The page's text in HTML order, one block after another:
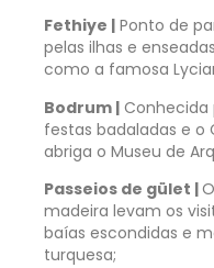
Fethiye | Ponto de
pelas ilhas e
como a famosa
Bodrum | Conhecida
festas badaladas e o
abriga o Museu de
Passeios de gület |
madeira levam os
baías escondidas e
turquesa;